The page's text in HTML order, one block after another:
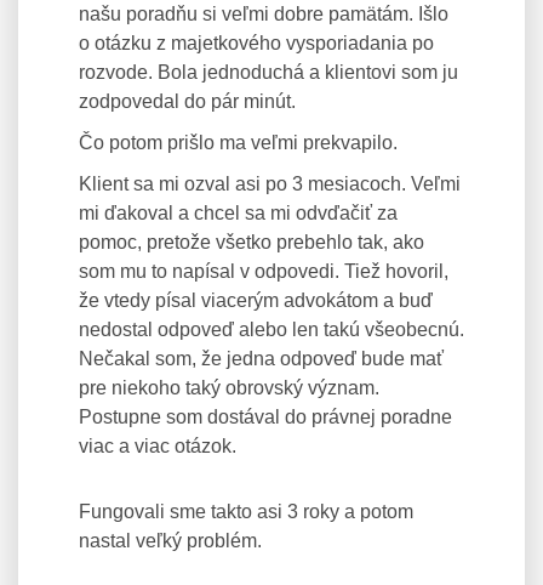
našu poradňu si veľmi dobre pamätám. Išlo
o otázku z majetkového vysporiadania po
rozvode. Bola jednoduchá a klientovi som ju
zodpovedal do pár minút.
Čo potom prišlo ma veľmi prekvapilo.
Klient sa mi ozval asi po 3 mesiacoch. Veľmi
mi ďakoval a chcel sa mi odvďačiť za
pomoc, pretože všetko prebehlo tak, ako
som mu to napísal v odpovedi. Tiež hovoril,
že vtedy písal viacerým advokátom a buď
nedostal odpoveď alebo len takú všeobecnú.
Nečakal som, že jedna odpoveď bude mať
pre niekoho taký obrovský význam.
Postupne som dostával do právnej poradne
viac a viac otázok.
Fungovali sme takto asi 3 roky a potom
nastal veľký problém.